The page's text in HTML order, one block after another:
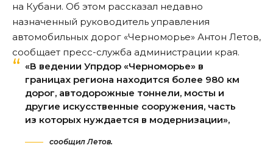
на Кубани. Об этом рассказал недавно
назначенный руководитель управления
автомобильных дорог «Черноморье» Антон Летов,
сообщает пресс-служба администрации края.
«В ведении Упрдор «Черноморье» в
границах региона находится более 980 км
дорог, автодорожные тоннели, мосты и
другие искусственные сооружения, часть
из которых нуждается в модернизации»,
сообщил Летов.